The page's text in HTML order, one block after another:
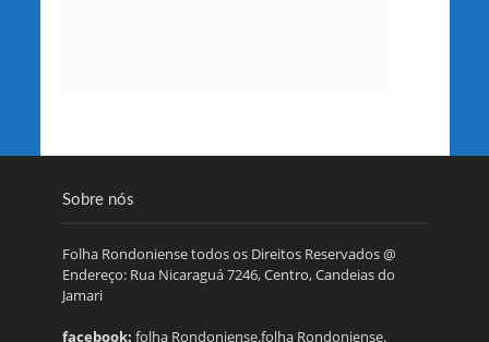
Sobre nós
Folha Rondoniense todos os Direitos Reservados @
Endereço: Rua Nicaraguá 7246, Centro, Candeias do
Jamari
facebook: folha Rondoniense.folha Rondoniense.